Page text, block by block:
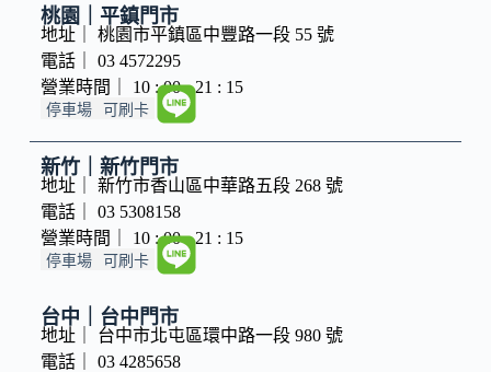
桃園｜平鎮門市
地址｜ 桃園市平鎮區中豐路一段 55 號
電話｜ 03 4572295
營業時間｜ 10 : 00 - 21 : 15
停車場 可刷卡
新竹｜新竹門市
地址｜ 新竹市香山區中華路五段 268 號
電話｜ 03 5308158
營業時間｜ 10 : 00 - 21 : 15
停車場 可刷卡
台中｜台中門市
地址｜ 台中市北屯區環中路一段 980 號
電話｜ 03 4285658